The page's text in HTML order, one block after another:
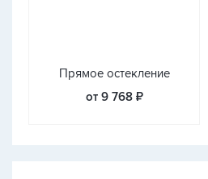
Прямое остекление
от 9 768 ₽